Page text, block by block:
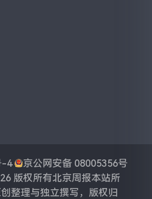
-4
京公网安备 08005356号
版权所有北京周报本站所
整理与独立撰写，版权归